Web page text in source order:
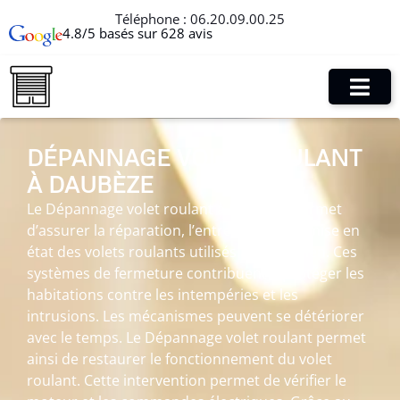
Téléphone : 06.20.09.00.25
4.8/5 basés sur 628 avis
DÉPANNAGE VOLET ROULANT
À DAUBÈZE
Le Dépannage volet roulant à Daubèze permet
d’assurer la réparation, l’entretien et la remise en
état des volets roulants utilisés au quotidien. Ces
systèmes de fermeture contribuent à protéger les
habitations contre les intempéries et les
intrusions. Les mécanismes peuvent se détériorer
avec le temps. Le Dépannage volet roulant permet
ainsi de restaurer le fonctionnement du volet
roulant. Cette intervention permet de vérifier le